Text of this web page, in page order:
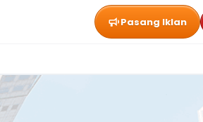
Pasang Iklan